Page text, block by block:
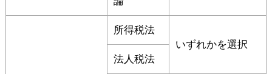
所得税法
いずれかを選択
法人税法